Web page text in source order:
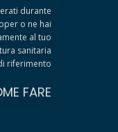
durante
o ne hai
al tuo
sanitaria
riferimento
FARE